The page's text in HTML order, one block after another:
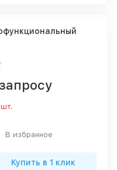
В избранное
Купить в 1 клик